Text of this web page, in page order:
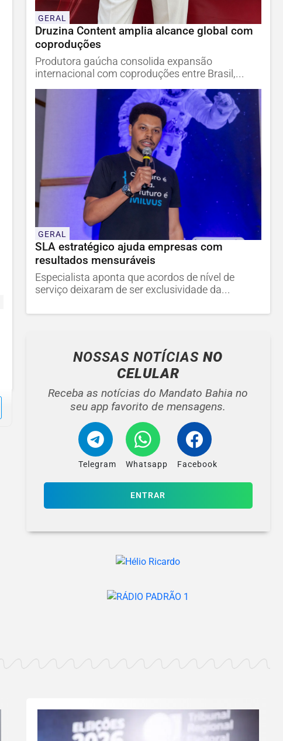
GERAL
Druzina Content amplia alcance global com
coproduções
Produtora gaúcha consolida expansão
internacional com coproduções entre Brasil,...
GERAL
SLA estratégico ajuda empresas com
resultados mensuráveis
Especialista aponta que acordos de nível de
serviço deixaram de ser exclusividade da...
NOSSAS NOTÍCIASNO
CELULAR
Receba as notícias do Mandato Bahia no
seu app favorito de mensagens.
Telegram Whatsapp Facebook
ENTRAR